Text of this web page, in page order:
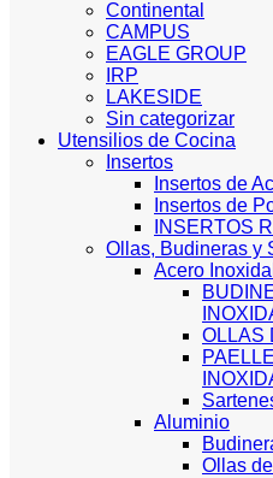
Continental
CAMPUS
EAGLE GROUP
IRP
LAKESIDE
Sin categorizar
Utensilios de Cocina
Insertos
Insertos de
Insertos de
INSERTOS
Ollas, Budineras y
Acero
OLLAS
Aluminio
Ollas